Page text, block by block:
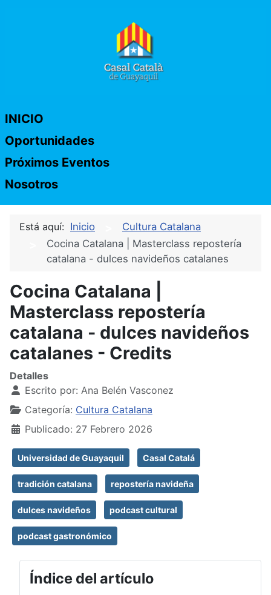
INICIO
Oportunidades
Próximos Eventos
Nosotros
Está aquí: Inicio
Cultura Catalana
Cocina Catalana | Masterclass repostería
catalana - dulces navideños catalanes
Cocina Catalana |
Masterclass repostería
catalana - dulces navideños
catalanes - Credits
Detalles
Escrito por: Ana Belén Vasconez
Categoría: Cultura Catalana
Publicado: 27 Febrero 2026
Universidad de Guayaquil Casal Catalá
tradición catalana repostería navideña
dulces navideños podcast cultural
podcast gastronómico
Índice del artículo